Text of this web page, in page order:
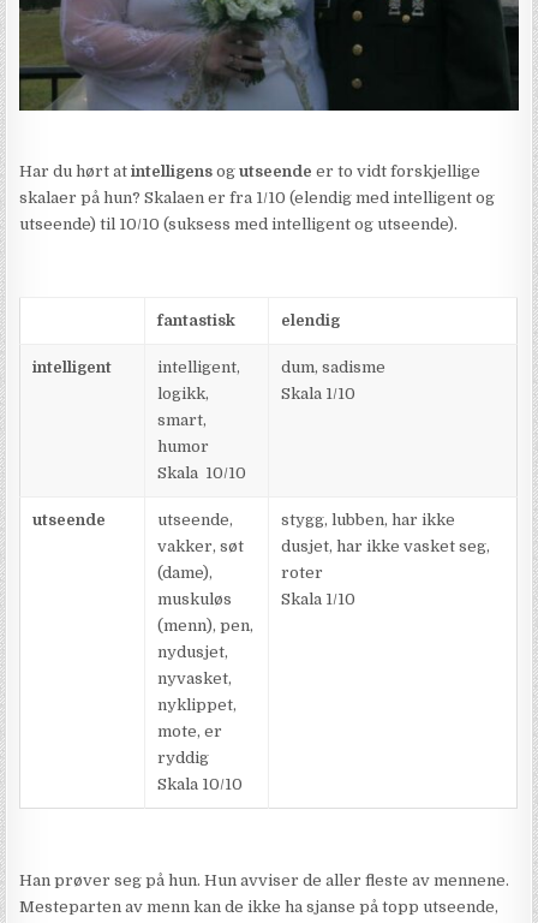
Har du hørt atintelligens ogutseende er to vidt forskjellige
skalaer på hun? Skalaen er fra 1/10 (elendig med intelligent og
utseende) til 10/10 (suksess med intelligent og utseende).
fantastisk elendig
intelligent
intelligent,
logikk,
smart,
humor
Skala 10/10
dum, sadisme
Skala 1/10
utseende
utseende,
vakker, søt
(dame),
muskuløs
(menn), pen,
nydusjet,
nyvasket,
nyklippet,
mote, er
ryddig
Skala 10/10
stygg, lubben, har ikke
dusjet, har ikke vasket seg,
roter
Skala 1/10
Han prøver seg på hun. Hun avviser de aller fleste av mennene.
Mesteparten av menn kan de ikke ha sjanse på topp utseende,